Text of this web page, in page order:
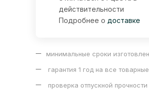
действительности
Подробнее о доставке
минимальные сроки
гарантия 1 год на все
проверка отпускной